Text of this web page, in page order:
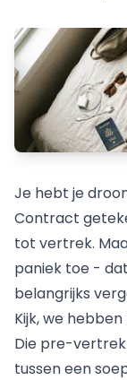
Je hebt je
Contract
tot vertrek.
paniek toe -
belangrijks
Kijk, we
Die pre-vertrek
tussen een